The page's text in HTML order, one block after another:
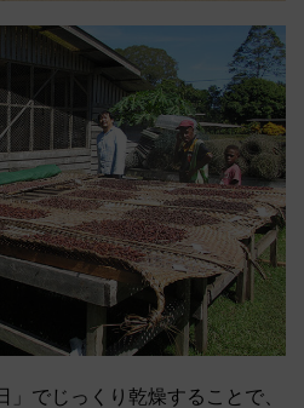
でじっくり乾燥することで、